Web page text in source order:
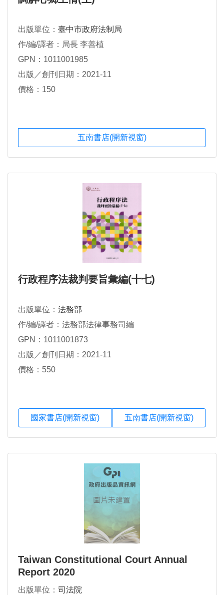
出版單位： 臺中市政府法制局
作/編/譯者：局長 李善植
GPN：1011001985
出版／創刊日期：2021-11
價格：150
五南書店(開新視窗)
行政程序法裁判要旨彙編(十七)
出版單位： 法務部
作/編/譯者：法務部法律事務司編
GPN：1011001873
出版／創刊日期：2021-11
價格：550
國家書店(開新視窗) 五南書店(開新視窗)
Taiwan Constitutional Court Annual
Report 2020
出版單位： 司法院